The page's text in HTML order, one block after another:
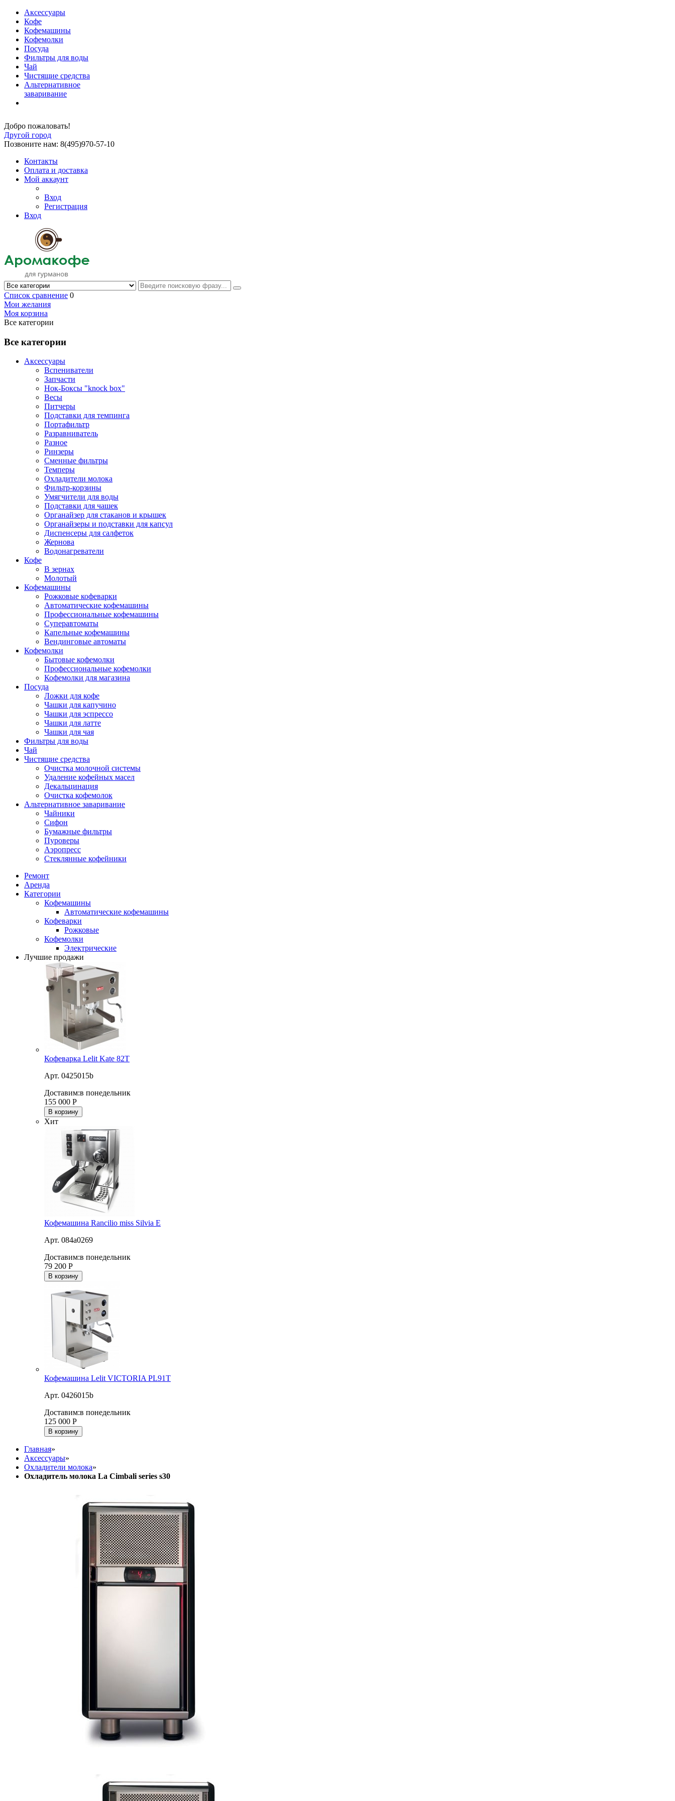
Аксессуары
Кофе
Кофемашины
Кофемолки
Посуда
Фильтры для воды
Чай
Чистящие средства
Альтернативное
заваривание
Добро пожаловать!
Другой город
Позвоните нам: 8(495)970-57-10
Контакты
Оплата и доставка
Мой аккаунт
Вход
Регистрация
Вход
Список сравнение 0
Мои желания
Моя корзина
Все категории
Все категории
Аксессуары
Вспениватели
Запчасти
Нок-Боксы "knock box"
Весы
Питчеры
Подставки для темпинга
Портафильтр
Разравниватель
Разное
Ринзеры
Сменные фильтры
Темперы
Охладители молока
Фильтр-корзины
Умягчители для воды
Подставки для чашек
Органайзер для стаканов и крышек
Органайзеры и подставки для капсул
Диспенсеры для салфеток
Жернова
Водонагреватели
Кофе
В зернах
Молотый
Кофемашины
Рожковые кофеварки
Автоматические кофемашины
Профессиональные кофемашины
Суперавтоматы
Капельные кофемашины
Вендинговые автоматы
Кофемолки
Бытовые кофемолки
Профессиональные кофемолки
Кофемолки для магазина
Посуда
Ложки для кофе
Чашки для капучино
Чашки для эспрессо
Чашки для латте
Чашки для чая
Фильтры для воды
Чай
Чистящие средства
Очистка молочной системы
Удаление кофейных масел
Декальцинация
Очистка кофемолок
Альтернативное заваривание
Чайники
Сифон
Бумажные фильтры
Пуроверы
Аэропресс
Стеклянные кофейники
Ремонт
Аренда
Категории
Кофемашины
Автоматические кофемашины
Кофеварки
Рожковые
Кофемолки
Электрические
Лучшие продажи
Кофеварка Lelit Kate 82T
Арт. 0425015b
Доставим:в понедельник
155 000 Р
В корзину
Хит
Кофемашина Rancilio miss Silvia E
Арт. 084a0269
Доставим:в понедельник
79 200 Р
В корзину
Кофемашина Lelit VICTORIA PL91T
Арт. 0426015b
Доставим:в понедельник
125 000 Р
В корзину
Главная»
Аксессуары»
Охладители молока»
Охладитель молока La Cimbali series s30